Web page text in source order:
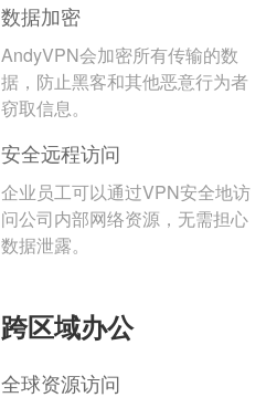
数据加密
AndyVPN会加密所有传输的数
据，防止黑客和其他恶意行为者
窃取信息。
安全远程访问
企业员工可以通过VPN安全地访
问公司内部网络资源，无需担心
数据泄露。
跨区域办公
全球资源访问